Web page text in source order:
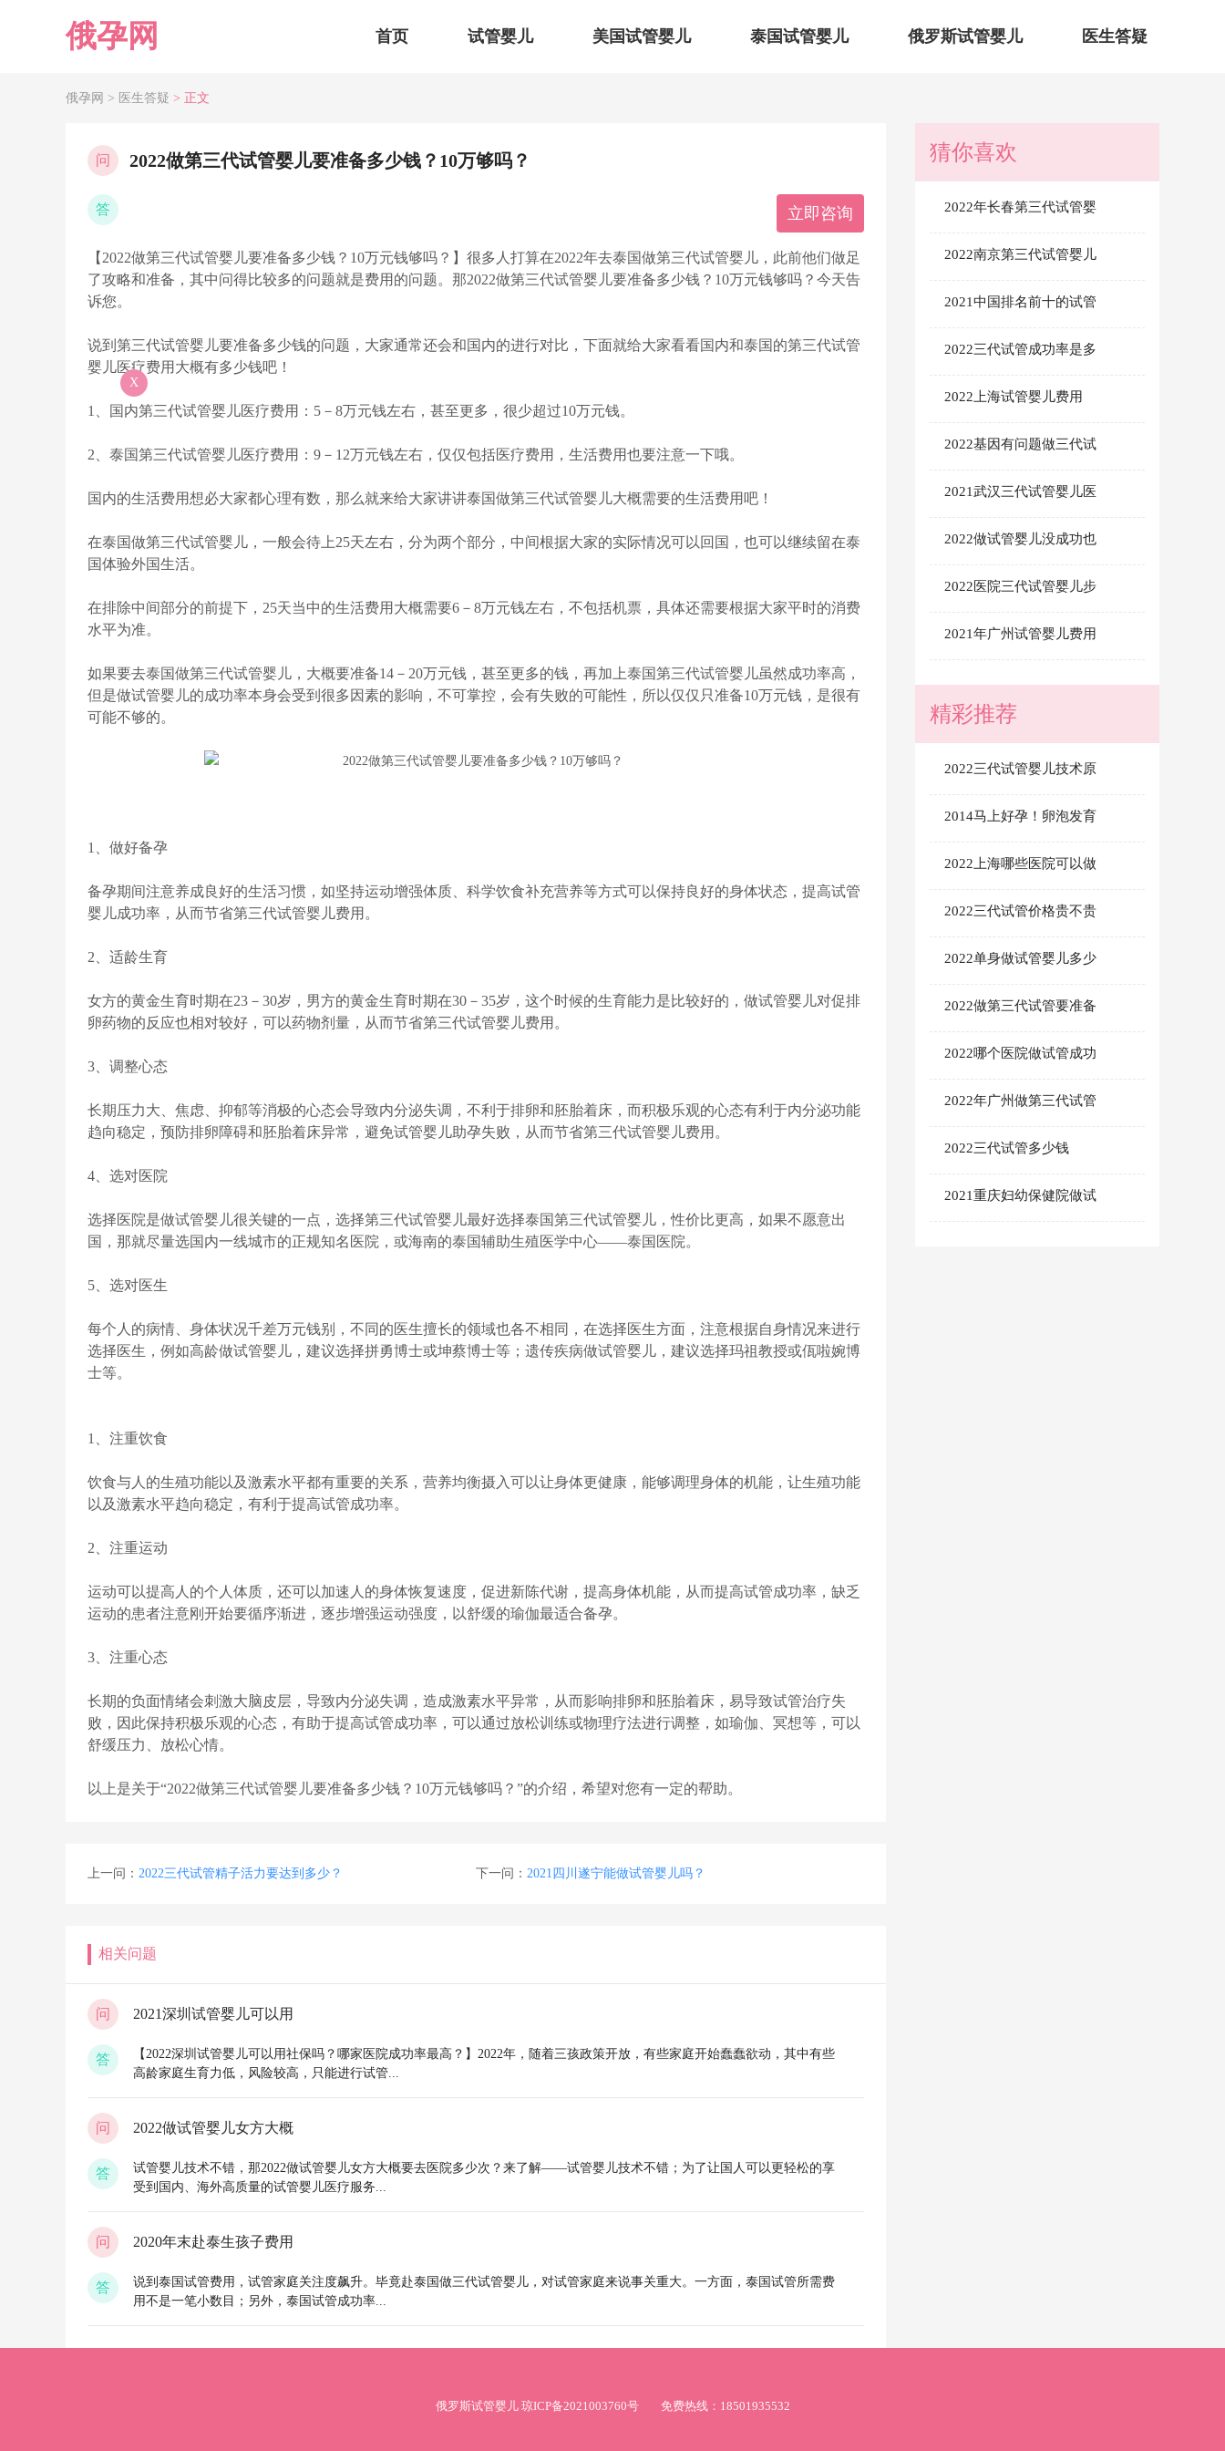
俄孕网 首页 试管婴儿 美国试管婴儿 泰国试管婴儿 俄罗斯试管婴儿 医生答疑
俄孕网 > 医生答疑 > 正文
问 2022做第三代试管婴儿要准备多少钱？10万够吗？
答 立即咨询
【2022做第三代试管婴儿要准备多少钱？10万元钱够吗？】很多人打算在2022年去泰国做第三代试管婴儿，此前他们做足
了攻略和准备，其中问得比较多的问题就是费用的问题。那2022做第三代试管婴儿要准备多少钱？10万元钱够吗？今天告
诉您。
说到第三代试管婴儿要准备多少钱的问题，大家通常还会和国内的进行对比，下面就给大家看看国内和泰国的第三代试管
婴儿医疗费用大概有多少钱吧！
1、国内第三代试管婴儿医疗费用：5－8万元钱左右，甚至更多，很少超过10万元钱。
2、泰国第三代试管婴儿医疗费用：9－12万元钱左右，仅仅包括医疗费用，生活费用也要注意一下哦。
国内的生活费用想必大家都心理有数，那么就来给大家讲讲泰国做第三代试管婴儿大概需要的生活费用吧！
在泰国做第三代试管婴儿，一般会待上25天左右，分为两个部分，中间根据大家的实际情况可以回国，也可以继续留在泰
国体验外国生活。
在排除中间部分的前提下，25天当中的生活费用大概需要6－8万元钱左右，不包括机票，具体还需要根据大家平时的消费
水平为准。
如果要去泰国做第三代试管婴儿，大概要准备14－20万元钱，甚至更多的钱，再加上泰国第三代试管婴儿虽然成功率高，
但是做试管婴儿的成功率本身会受到很多因素的影响，不可掌控，会有失败的可能性，所以仅仅只准备10万元钱，是很有
可能不够的。
1、做好备孕
备孕期间注意养成良好的生活习惯，如坚持运动增强体质、科学饮食补充营养等方式可以保持良好的身体状态，提高试管
婴儿成功率，从而节省第三代试管婴儿费用。
2、适龄生育
女方的黄金生育时期在23－30岁，男方的黄金生育时期在30－35岁，这个时候的生育能力是比较好的，做试管婴儿对促排
卵药物的反应也相对较好，可以药物剂量，从而节省第三代试管婴儿费用。
3、调整心态
长期压力大、焦虑、抑郁等消极的心态会导致内分泌失调，不利于排卵和胚胎着床，而积极乐观的心态有利于内分泌功能
趋向稳定，预防排卵障碍和胚胎着床异常，避免试管婴儿助孕失败，从而节省第三代试管婴儿费用。
4、选对医院
选择医院是做试管婴儿很关键的一点，选择第三代试管婴儿最好选择泰国第三代试管婴儿，性价比更高，如果不愿意出
国，那就尽量选国内一线城市的正规知名医院，或海南的泰国辅助生殖医学中心——泰国医院。
5、选对医生
每个人的病情、身体状况千差万元钱别，不同的医生擅长的领域也各不相同，在选择医生方面，注意根据自身情况来进行
选择医生，例如高龄做试管婴儿，建议选择拼勇博士或坤蔡博士等；遗传疾病做试管婴儿，建议选择玛祖教授或佤啦婉博
士等。
1、注重饮食
饮食与人的生殖功能以及激素水平都有重要的关系，营养均衡摄入可以让身体更健康，能够调理身体的机能，让生殖功能
以及激素水平趋向稳定，有利于提高试管成功率。
2、注重运动
运动可以提高人的个人体质，还可以加速人的身体恢复速度，促进新陈代谢，提高身体机能，从而提高试管成功率，缺乏
运动的患者注意刚开始要循序渐进，逐步增强运动强度，以舒缓的瑜伽最适合备孕。
3、注重心态
长期的负面情绪会刺激大脑皮层，导致内分泌失调，造成激素水平异常，从而影响排卵和胚胎着床，易导致试管治疗失
败，因此保持积极乐观的心态，有助于提高试管成功率，可以通过放松训练或物理疗法进行调整，如瑜伽、冥想等，可以
舒缓压力、放松心情。
以上是关于“2022做第三代试管婴儿要准备多少钱？10万元钱够吗？”的介绍，希望对您有一定的帮助。
上一问： 2022三代试管精子活力要达到多少？ 下一问： 2021四川遂宁能做试管婴儿吗？
相关问题
问 2021深圳试管婴儿可以用
答
【2022深圳试管婴儿可以用社保吗？哪家医院成功率最高？】2022年，随着三孩政策开放，有些家庭开始蠢蠢欲动，其中有些
高龄家庭生育力低，风险较高，只能进行试管...
问 2022做试管婴儿女方大概
答
试管婴儿技术不错，那2022做试管婴儿女方大概要去医院多少次？来了解——试管婴儿技术不错；为了让国人可以更轻松的享
受到国内、海外高质量的试管婴儿医疗服务...
问 2020年末赴泰生孩子费用
答
说到泰国试管费用，试管家庭关注度飙升。毕竟赴泰国做三代试管婴儿，对试管家庭来说事关重大。一方面，泰国试管所需费
用不是一笔小数目；另外，泰国试管成功率...
猜你喜欢
2022年长春第三代试管婴
2022南京第三代试管婴儿
2021中国排名前十的试管
2022三代试管成功率是多
2022上海试管婴儿费用
2022基因有问题做三代试
2021武汉三代试管婴儿医
2022做试管婴儿没成功也
2022医院三代试管婴儿步
2021年广州试管婴儿费用
精彩推荐
2022三代试管婴儿技术原
2014马上好孕！卵泡发育
2022上海哪些医院可以做
2022三代试管价格贵不贵
2022单身做试管婴儿多少
2022做第三代试管要准备
2022哪个医院做试管成功
2022年广州做第三代试管
2022三代试管多少钱
2021重庆妇幼保健院做试
俄罗斯试管婴儿 琼ICP备2021003760号免费热线：18501935532
X